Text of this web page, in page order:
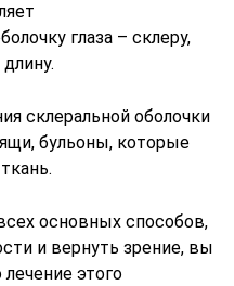
глаза – склеру,
склеральной оболочки
бульоны, которые
основных способов,
и вернуть зрение, вы
этого